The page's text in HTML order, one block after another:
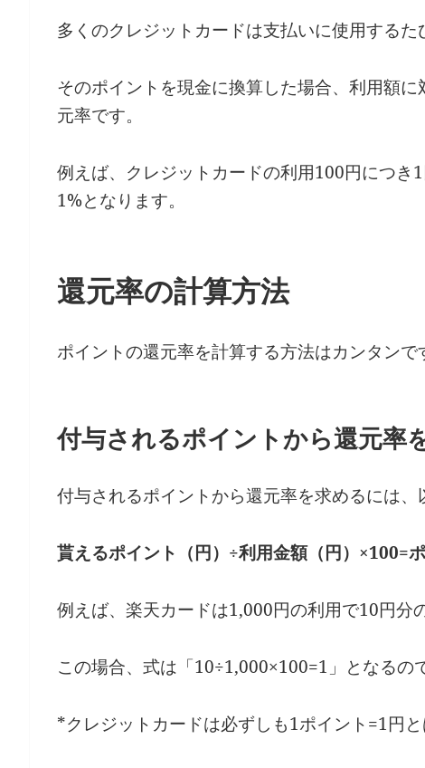
多くのクレジットカードは支払いに使用するた
そのポイントを現金に換算した場合、利用額
元率です。
例えば、クレジットカードの利用100円につき
1%となります。
還元率の計算方法
ポイントの還元率を計算する方法はカンタンで
付与されるポイントから還元率
付与されるポイントから還元率を求めるには、
貰えるポイント（円）÷利用金額（円）×100=
例えば、楽天カードは1,000円の利用で10円分
この場合、式は「10÷1,000×100=1」となるの
*クレジットカードは必ずしも1ポイント=1円